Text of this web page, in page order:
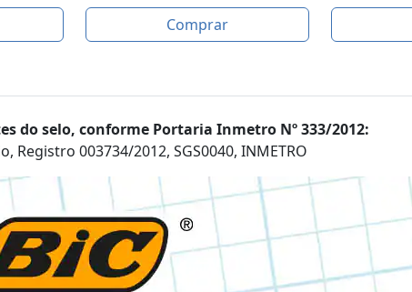
Comprar
do selo, conforme Portaria Inmetro Nº 333/2012:
Registro 003734/2012, SGS0040, INMETRO